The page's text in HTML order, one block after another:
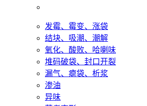
发霉、霉变、涨袋
结块、吸潮、潮解
氧化、酸败、哈喇味
堆码破袋、封口开裂
漏气、瘪袋、析浆
渗油
异味